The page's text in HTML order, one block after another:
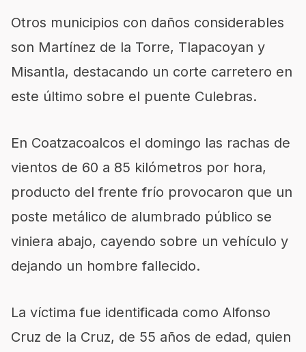
Otros municipios con daños considerables
son Martínez de la Torre, Tlapacoyan y
Misantla, destacando un corte carretero en
este último sobre el puente Culebras.
En Coatzacoalcos el domingo las rachas de
vientos de 60 a 85 kilómetros por hora,
producto del frente frío provocaron que un
poste metálico de alumbrado público se
viniera abajo, cayendo sobre un vehículo y
dejando un hombre fallecido.
La víctima fue identificada como Alfonso
Cruz de la Cruz, de 55 años de edad, quien